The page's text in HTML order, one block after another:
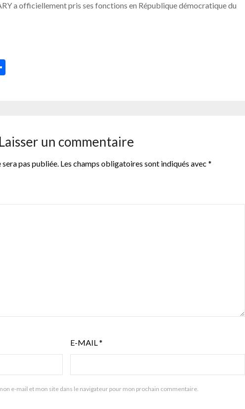
a officiellement pris ses fonctions en République démocratique du
Laisser un commentaire
pas publiée. Les champs obligatoires sont indiqués avec *
E-MAIL*
e-mail et mon site dans le navigateur pour mon prochain commentaire.